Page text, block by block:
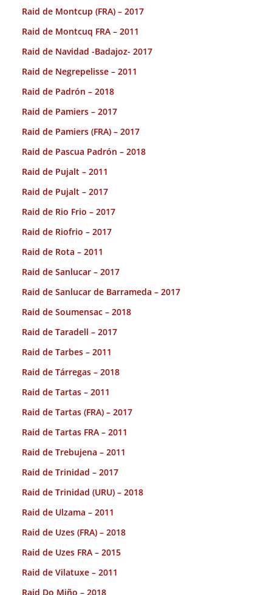
Raid de Montcup (FRA) – 2017
Raid de Montcuq FRA – 2011
Raid de Navidad -Badajoz- 2017
Raid de Negrepelisse – 2011
Raid de Padrón – 2018
Raid de Pamiers – 2017
Raid de Pamiers (FRA) – 2017
Raid de Pascua Padrón – 2018
Raid de Pujalt – 2011
Raid de Pujalt – 2017
Raid de Rio Frio – 2017
Raid de Riofrio – 2017
Raid de Rota – 2011
Raid de Sanlucar – 2017
Raid de Sanlucar de Barrameda – 2017
Raid de Soumensac – 2018
Raid de Taradell – 2017
Raid de Tarbes – 2011
Raid de Tárregas – 2018
Raid de Tartas – 2011
Raid de Tartas (FRA) – 2017
Raid de Tartas FRA – 2011
Raid de Trebujena – 2011
Raid de Trinidad – 2017
Raid de Trinidad (URU) – 2018
Raid de Ulzama – 2011
Raid de Uzes (FRA) – 2018
Raid de Uzes FRA – 2015
Raid de Vilatuxe – 2011
Raid Do Miño – 2018